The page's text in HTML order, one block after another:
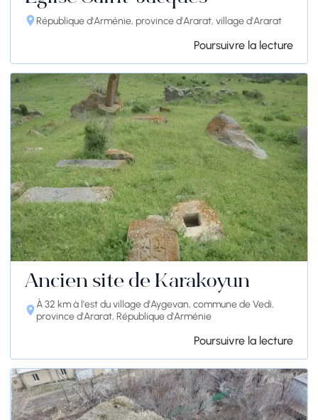
République d'Arménie, province d'Ararat, village d'Ararat
Poursuivre la lecture
Ancien site de Karakoyun
À 32 km à l'est du village d'Aygevan, commune de Vedi,
province d'Ararat, République d'Arménie
Poursuivre la lecture